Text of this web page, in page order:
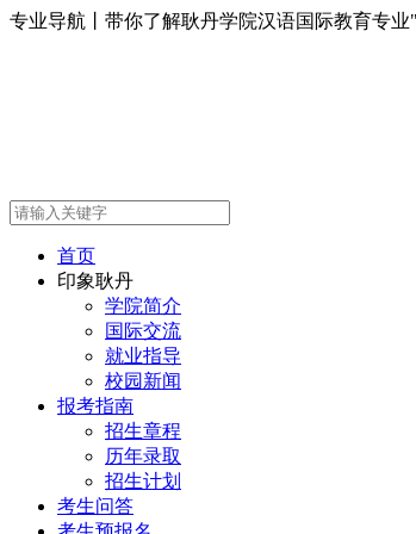
专业导航丨带你了解耿丹学院汉语国际教育专业
首页
印象耿丹
学院简介
国际交流
就业指导
校园新闻
报考指南
招生章程
历年录取
招生计划
考生问答